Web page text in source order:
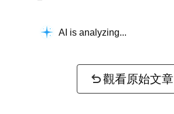
AI is analyzing...
觀看原始文章